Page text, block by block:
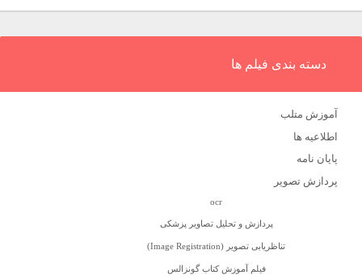
دسته بندی فیلم ها
آموزش متلب
اطلاعیه ها
پایان نامه
پردازش تصویر
ocr
پردازش و تحلیل تصاویر پزشکی
تناظریابی تصویر (Image Registration)
فیلم آموزش کتاب گونزالس